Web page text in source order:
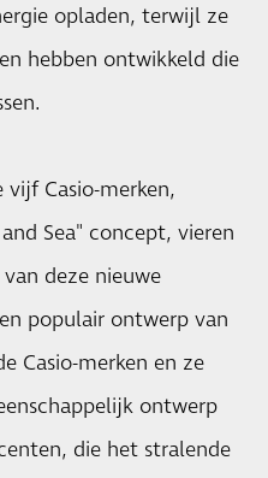
opladen, terwijl ze
hebben ontwikkeld die
vijf Casio-merken,
Sea" concept, vieren
deze nieuwe
populair ontwerp van
Casio-merken en ze
ontwerp
die het stralende